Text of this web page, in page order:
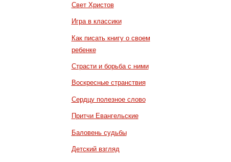
Свет Христов
Игра в классики
Как писать книгу о своем
ребенке
Страсти и борьба с ними
Воскресные странствия
Сердцу полезное слово
Притчи Евангельские
Баловень судьбы
Детский взгляд